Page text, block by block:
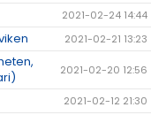
2021-02-24 14:44
2021-02-21 13:23
2021-02-20 12:56
2021-02-12 21:30